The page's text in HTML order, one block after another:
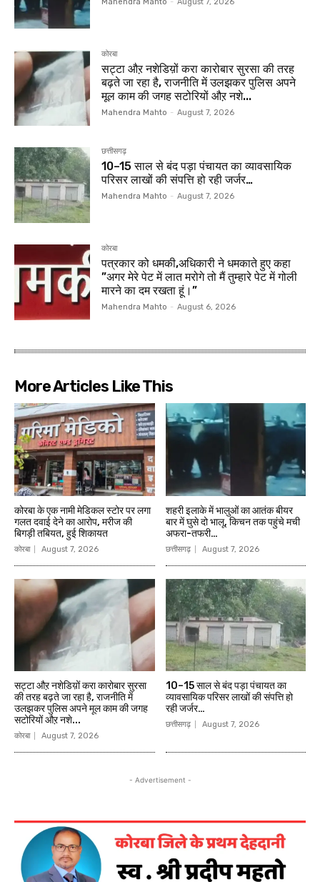
कोरबा
सट्टा औऱ नशेडिय़ों करा कारोबार सुरसा की तरह
बढ़ते जा रहा है, राजनीति में उलझकर पुलिस अपने
मूल काम की जगह सटोरियों औऱ नशे...
Mahendra Mahto - August 7, 2026
छत्तीसगढ़
10–15 साल से बंद पड़ा पंचायत का व्यावसायिक
परिसर लाखों की संपत्ति हो रही जर्जर…
Mahendra Mahto - August 7, 2026
कोरबा
पत्रकार को धमकी,अधिकारी ने धमकाते हुए कहा
”अगर मेरे पेट में लात मरोगे तो मैं तुम्हारे पेट में गोली
मारने का दम रखता हूं।”
Mahendra Mahto - August 6, 2026
More Articles Like This
कोरबा के एक नामी मेडिकल स्टोर पर लगा
गलत दवाई देने का आरोप, मरीज की
बिगड़ी तबियत, हुई शिकायत
कोरबा August 7, 2026
शहरी इलाके में भालुओं का आतंक बीयर
बार में घुसे दो भालू, किचन तक पहुंचे मची
अफरा-तफरी…
छत्तीसगढ़ August 7, 2026
सट्टा औऱ नशेडिय़ों करा कारोबार सुरसा
की तरह बढ़ते जा रहा है, राजनीति में
उलझकर पुलिस अपने मूल काम की जगह
सटोरियों औऱ नशे...
कोरबा August 7, 2026
10–15 साल से बंद पड़ा पंचायत का
व्यावसायिक परिसर लाखों की संपत्ति हो
रही जर्जर…
छत्तीसगढ़ August 7, 2026
- Advertisement -